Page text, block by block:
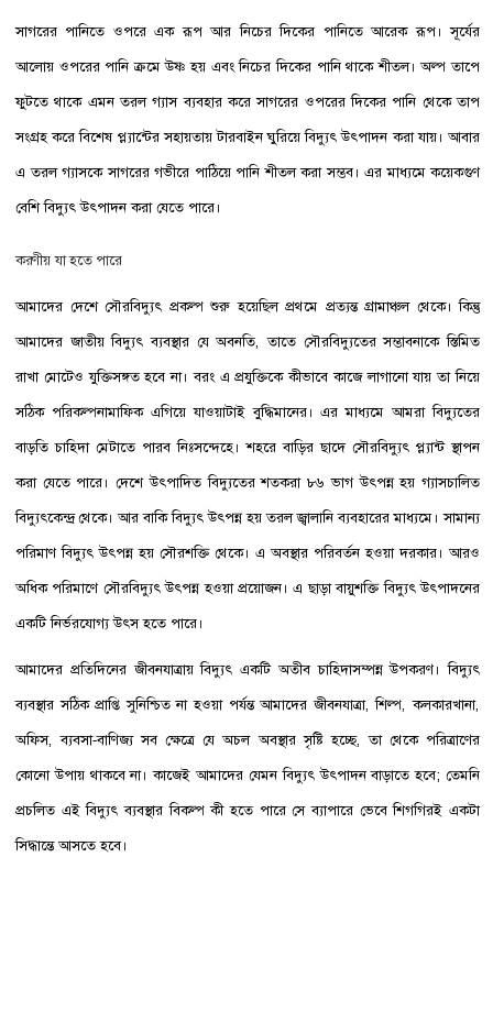
সাগরের পানিতে ওপরে এক রূপ আর নিচের দিকের পানিতে আরেক রূপ। সূর্যের
আলোয় ওপরের পানি ক্রমে উষ্ণ হয় এবং নিচের দিকের পানি থাকে শীতল। অল্প তাপে
ফুটতে থাকে এমন তরল গ্যাস ব্যবহার করে সাগরের ওপরের দিকের পানি থেকে তাপ
সংগ্রহ করে বিশেষ প্ল্যান্টের সহায়তায় টারবাইন ঘুরিয়ে বিদ্যুৎ উৎপাদন করা যায়। আবার
এ তরল গ্যাসকে সাগরের গভীরে পাঠিয়ে পানি শীতল করা সম্ভব। এর মাধ্যমে কয়েকগুণ
বেশি বিদ্যুৎ উৎপাদন করা যেতে পারে।
করণীয় যা হতে পারে
আমাদের দেশে সৌরবিদ্যুৎ প্রকল্প শুরু হয়েছিল প্রথমে প্রত্যন্ত গ্রামাঞ্চল থেকে। কিন্তু
আমাদের জাতীয় বিদ্যুৎ ব্যবস্থার যে অবনতি, তাতে সৌরবিদ্যুতের সম্ভাবনাকে স্তিমিত
রাখা মোটেও যুক্তিসঙ্গত হবে না। বরং এ প্রযুক্তিকে কীভাবে কাজে লাগানো যায় তা নিয়ে
সঠিক পরিকল্পনামাফিক এগিয়ে যাওয়াটাই বুদ্ধিমানের। এর মাধ্যমে আমরা বিদ্যুতের
বাড়তি চাহিদা মেটাতে পারব নিঃসন্দেহে। শহরে বাড়ির ছাদে সৌরবিদ্যুৎ প্ল্যান্ট স্থাপন
করা যেতে পারে। দেশে উৎপাদিত বিদ্যুতের শতকরা ৮৬ ভাগ উৎপন্ন হয় গ্যাসচালিত
বিদ্যুৎকেন্দ্র থেকে। আর বাকি বিদ্যুৎ উৎপন্ন হয় তরল জ্বালানি ব্যবহারের মাধ্যমে। সামান্য
পরিমাণ বিদ্যুৎ উৎপন্ন হয় সৌরশক্তি থেকে। এ অবস্থার পরিবর্তন হওয়া দরকার। আরও
অধিক পরিমাণে সৌরবিদ্যুৎ উৎপন্ন হওয়া প্রয়োজন। এ ছাড়া বায়ুশক্তি বিদ্যুৎ উৎপাদনের
একটি নির্ভরযোগ্য উৎস হতে পারে।
আমাদের প্রতিদিনের জীবনযাত্রায় বিদ্যুৎ একটি অতীব চাহিদাসম্পন্ন উপকরণ। বিদ্যুৎ
ব্যবস্থার সঠিক প্রাপ্তি সুনিশ্চিত না হওয়া পর্যন্ত আমাদের জীবনযাত্রা, শিল্প, কলকারখানা,
অফিস, ব্যবসা-বাণিজ্য সব ক্ষেত্রে যে অচল অবস্থার সৃষ্টি হচ্ছে, তা থেকে পরিত্রাণের
কোনো উপায় থাকবে না। কাজেই আমাদের যেমন বিদ্যুৎ উৎপাদন বাড়াতে হবে; তেমনি
প্রচলিত এই বিদ্যুৎ ব্যবস্থার বিকল্প কী হতে পারে সে ব্যাপারে ভেবে শিগগিরই একটা
সিদ্ধান্তে আসতে হবে।